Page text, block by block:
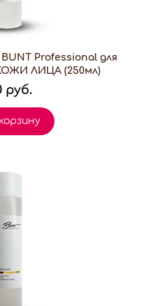
Professional для
ЛИЦА (250мл)
руб.